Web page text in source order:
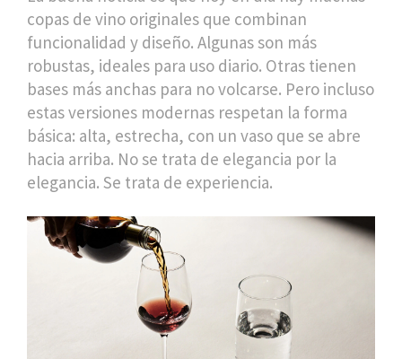
copas de vino originales que combinan
funcionalidad y diseño. Algunas son más
robustas, ideales para uso diario. Otras tienen
bases más anchas para no volcarse. Pero incluso
estas versiones modernas respetan la forma
básica: alta, estrecha, con un vaso que se abre
hacia arriba. No se trata de elegancia por la
elegancia. Se trata de experiencia.